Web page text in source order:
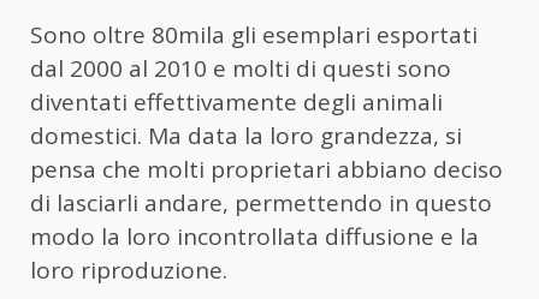
Sono oltre 80mila gli esemplari esportati
dal 2000 al 2010 e molti di questi sono
diventati effettivamente degli animali
domestici. Ma data la loro grandezza, si
pensa che molti proprietari abbiano deciso
di lasciarli andare, permettendo in questo
modo la loro incontrollata diffusione e la
loro riproduzione.